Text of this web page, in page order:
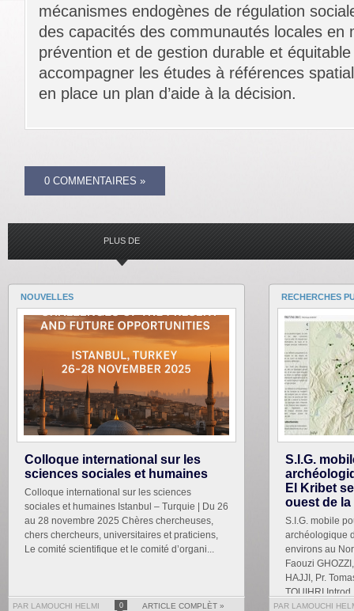
mécanismes endogènes de régulation
des capacités des communautés locales en
prévention et de gestion durable et
accompagner les études à références
en place un plan d’aide à la décision.
0 COMMENTAIRES »
CONNEXE
PLUS DE
NOUVELLES
Colloque international sur les
sciences sociales et humaines
Colloque international sur les sciences
sociales et humaines Istanbul – Turquie | Du 26
au 28 novembre 2025 Chères chercheuses,
chers chercheurs, universitaires et praticiens,
Le comité scientifique et le comité d’organi...
PAR LAMOUCHI HELMI 0 ARTICLE COMPLÈT »
RECHERCHES
S.I.G.
El Kribet
ouest de la
S.I.G. mobile
archéologique
environs au
Faouzi
HAJJI, Pr.
TOUIHRI
PAR LAMOUCHI